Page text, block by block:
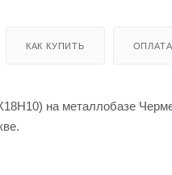
КАК КУПИТЬ ОПЛАТА
на металлобазе